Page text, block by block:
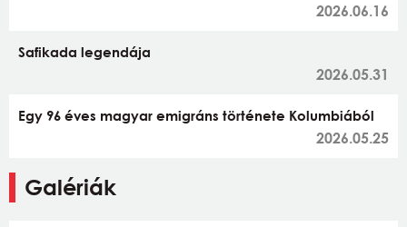
2026.06.16
Safikada legendája
2026.05.31
Egy 96 éves magyar emigráns története Kolumbiából
2026.05.25
Galériák